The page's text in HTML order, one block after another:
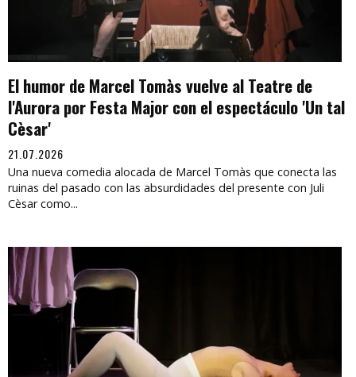
El humor de Marcel Tomàs vuelve al Teatre de
l'Aurora por Festa Major con el espectáculo 'Un tal
Cèsar'
21.07.2026
Una nueva comedia alocada de Marcel Tomàs que conecta las
ruinas del pasado con las absurdidades del presente con Juli
Cèsar como...